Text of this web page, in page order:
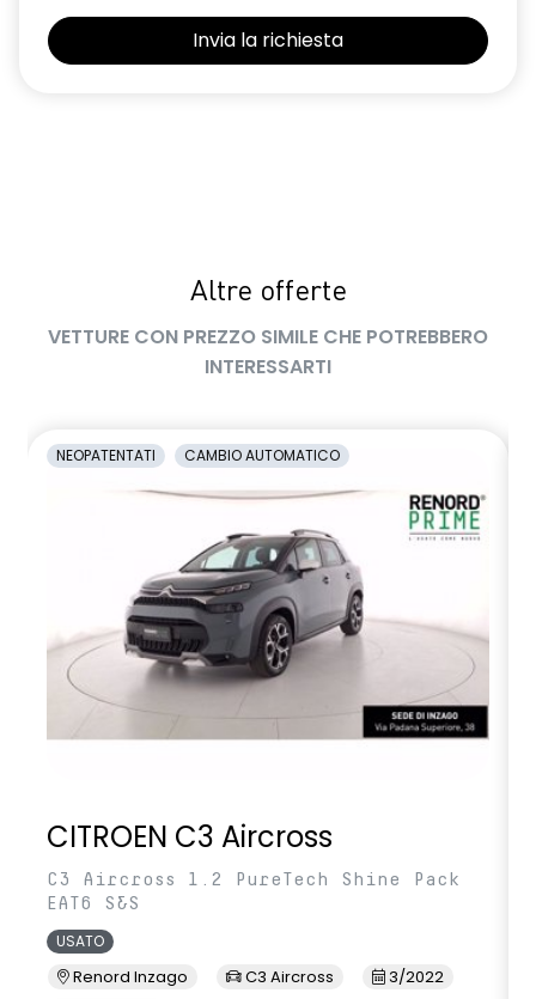
Selleria Stepway in tessuto blu e nero
Volante regolabile in altezza e profondità
Altre offerte
VETTURE CON PREZZO SIMILE CHE POTREBBERO
INTERESSARTI
NEOPATENTATI CAMBIO AUTOMATICO
CITROEN C3 Aircross
C3 Aircross 1.2 PureTech Shine Pack
EAT6 S&S
USATO
Renord Inzago C3 Aircross
3/2022